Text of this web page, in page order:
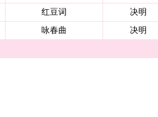
红豆词
决明
咏春曲 决明